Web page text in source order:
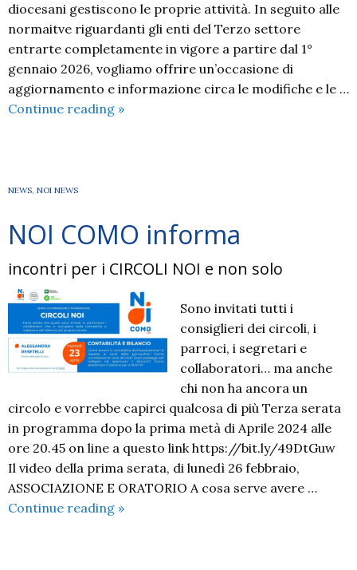
diocesani gestiscono le proprie attività. In seguito alle
normaitve riguardanti gli enti del Terzo settore
entrarte completamente in vigore a partire dal 1°
gennaio 2026, vogliamo offrire un’occasione di
aggiornamento e informazione circa le modifiche e le …
Continue reading NOI
»
NEWS, NOI NEWS
NOI COMO informa
incontri per i CIRCOLI NOI e non solo
Sono invitati tutti i
consiglieri dei circoli, i
parroci, i segretari e
collaboratori… ma anche
chi non ha ancora un
circolo e vorrebbe capirci qualcosa di più Terza serata
in programma dopo la prima metà di Aprile 2024 alle
ore 20.45 on line a questo link https://bit.ly/49DtGuw
Il video della prima serata, di lunedì 26 febbraio,
ASSOCIAZIONE E ORATORIO A cosa serve avere …
Continue reading NOI
»